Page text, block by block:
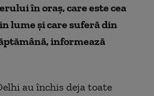
în oraş, care este cea
lume şi care suferă din
informează
au închis deja toate